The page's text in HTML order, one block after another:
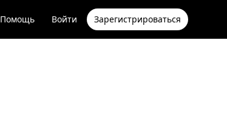
Помощь Войти Зарегистрироваться